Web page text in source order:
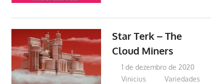
Star Terk – The
Cloud Miners
1 de dezembro de 2020
Vinicius
Variedades